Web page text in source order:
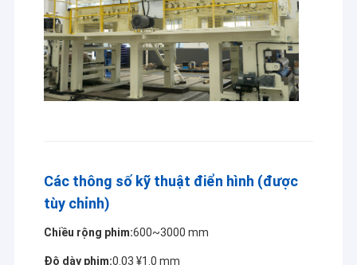
Các thông số kỹ thuật điển hình (được
tùy chỉnh)
Chiều rộng phim:600~3000 mm
Độ dày phim:0.03 ¥1.0 mm